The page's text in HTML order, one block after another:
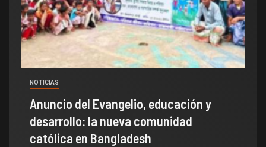
NOTICIAS
Anuncio del Evangelio, educación y
desarrollo: la nueva comunidad
católica en Bangladesh